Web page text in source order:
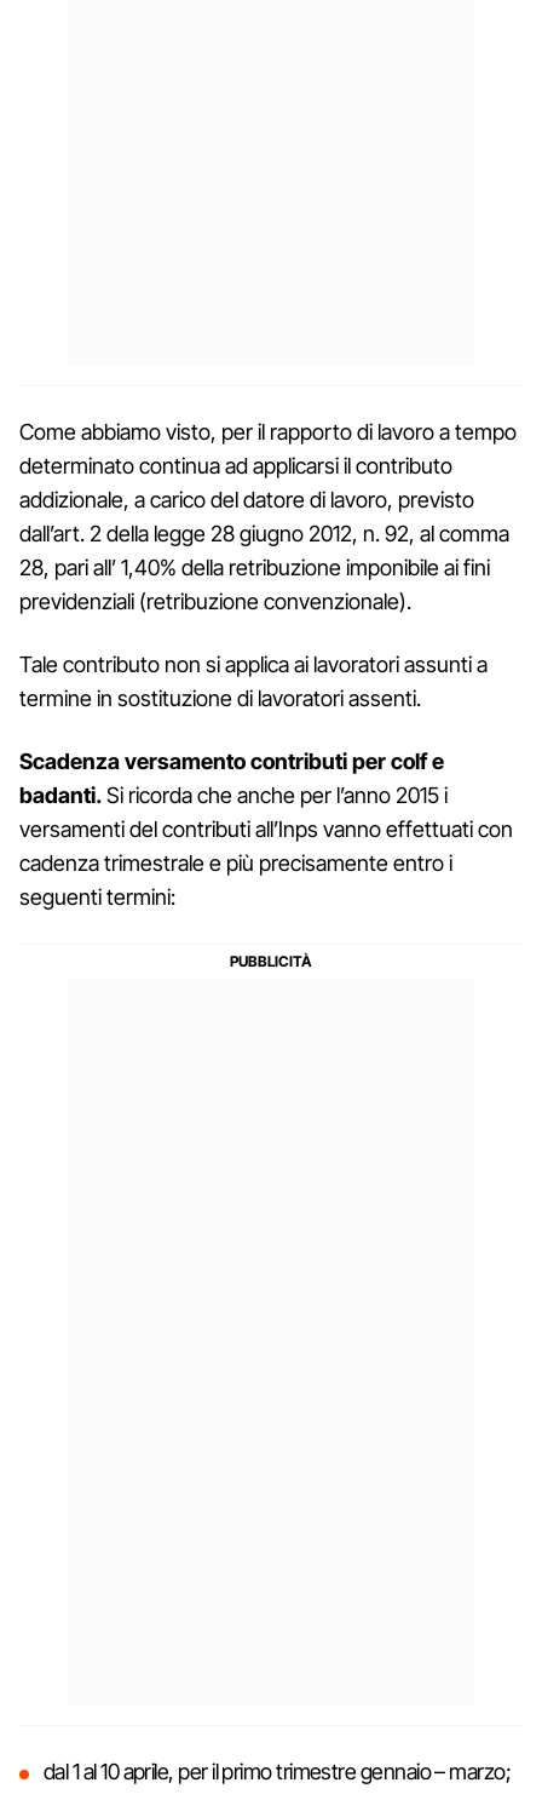
Come abbiamo visto, per il rapporto di lavoro a tempo
determinato continua ad applicarsi il contributo
addizionale, a carico del datore di lavoro, previsto
dall’art. 2 della legge 28 giugno 2012, n. 92, al comma
28, pari all’ 1,40% della retribuzione imponibile ai fini
previdenziali (retribuzione convenzionale).
Tale contributo non si applica ai lavoratori assunti a
termine in sostituzione di lavoratori assenti.
Scadenza versamento contributi per colf e
badanti.Si ricorda che anche per l’anno 2015 i
versamenti del contributi all’Inps vanno effettuati con
cadenza trimestrale e più precisamente entro i
seguenti termini:
dal 1 al 10 aprile, per il primo trimestre gennaio – marzo;